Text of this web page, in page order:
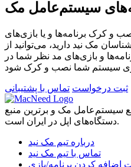
سیستم‌عامل مک
و کرک برنامه‌ها و یا بازی‌های
مک نید دارید، می‌توانید از
و بازی‌های مد نظر شما در
ثبت درخواست تماس با پشتیبانی
سیستم‌عامل مک و برترین منبع
دستگاه‌های اپل در ایران است.
درباره تیم مک نید
تماس با تیم مک نید
اضافه کردن برنامه/بازی